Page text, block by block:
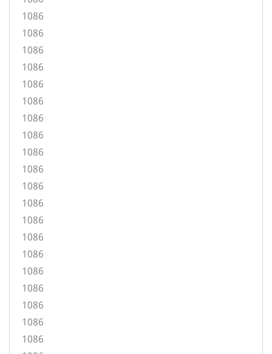
1086
1086
1086
1086
1086
1086
1086
1086
1086
1086
1086
1086
1086
1086
1086
1086
1086
1086
1086
1086